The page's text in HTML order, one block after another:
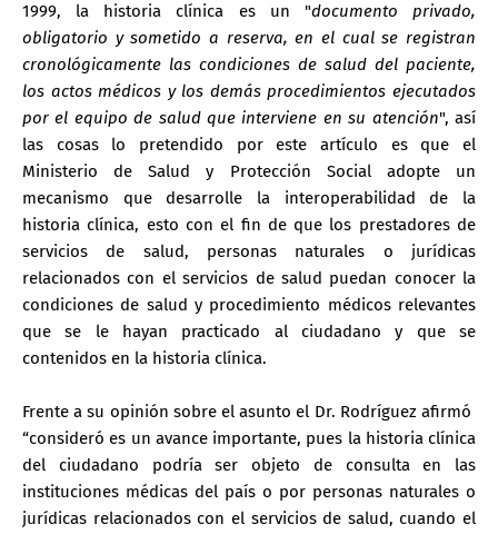
1999, la historia clínica es un "documento privado,
obligatorio y sometido a reserva, en el cual se registran
cronológicamente las condiciones de salud del paciente,
los actos médicos y los demás procedimientos ejecutados
por el equipo de salud que interviene en su atención", así
las cosas lo pretendido por este artículo es que el
Ministerio de Salud y Protección Social adopte un
mecanismo que desarrolle la interoperabilidad de la
historia clínica, esto con el fin de que los prestadores de
servicios de salud, personas naturales o jurídicas
relacionados con el servicios de salud puedan conocer la
condiciones de salud y procedimiento médicos relevantes
que se le hayan practicado al ciudadano y que se
contenidos en la historia clínica.
Frente a su opinión sobre el asunto el Dr. Rodríguez afirmó
“consideró es un avance importante, pues la historia clínica
del ciudadano podría ser objeto de consulta en las
instituciones médicas del país o por personas naturales o
jurídicas relacionados con el servicios de salud, cuando el